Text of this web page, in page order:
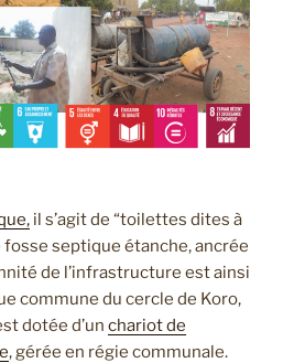
il s’agit de “toilettes dites à
fosse septique étanche, ancrée
de l’infrastructure est ainsi
commune du cercle de Koro,
dotée d’un chariot de
, gérée en régie communale.